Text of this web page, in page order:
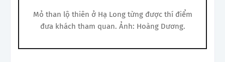
Mỏ than lộ thiên ở Hạ Long từng được thí điểm
đưa khách tham quan. Ảnh: Hoàng Dương.